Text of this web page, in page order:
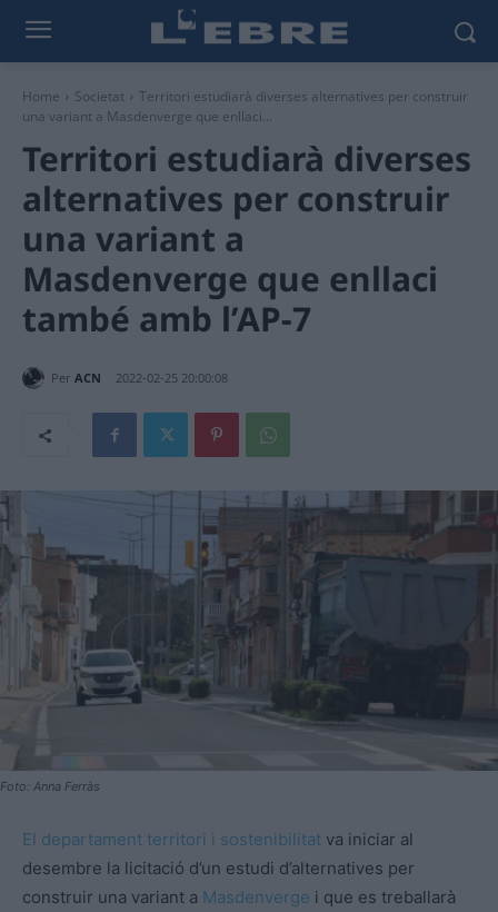
Home Societat
Territori estudiarà diverses alternatives per construir
una variant a Masdenverge que enllaci...
Territori estudiarà diverses
alternatives per construir
una variant a
Masdenverge que enllaci
també amb l’AP-7
Per ACN 2022-02-25 20:00:08
Foto: Anna Ferràs
El departament territori i sostenibilitat va iniciar al
desembre la licitació d’un estudi d’alternatives per
construir una variant a Masdenverge i que es treballarà